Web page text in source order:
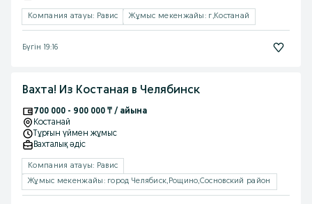
Компания атауы: Равис Жұмыс мекенжайы: г,Костанай
Бүгін 19:16
Вахта! Из Костаная в Челябинск
700 000 - 900 000 ₸ / айына
Костанай
Тұрғын үймен жұмыс
Вахталық əдіс
Компания атауы: Равис
Жұмыс мекенжайы: город Челябиск,Рощино,Сосновский район